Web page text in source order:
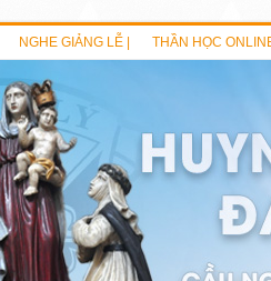
NGHE GIẢNG LỄ | THẦN HỌC ONLINE